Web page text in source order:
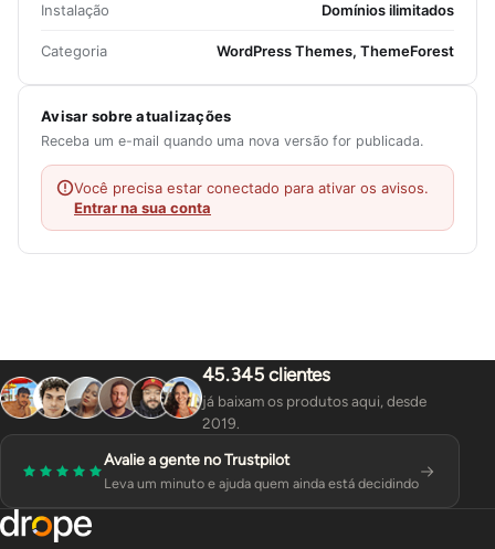
Instalação Domínios ilimitados
Categoria WordPress Themes, ThemeForest
Avisar sobre atualizações
Receba um e-mail quando uma nova versão for publicada.
Você precisa estar conectado para ativar os avisos.
Entrar na sua conta
45.345 clientes
já baixam os produtos aqui, desde
2019.
Avalie a gente no Trustpilot
Leva um minuto e ajuda quem ainda está decidindo